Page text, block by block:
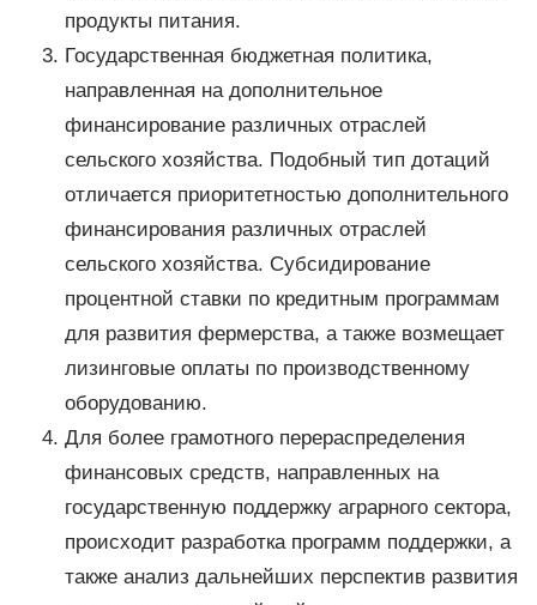
продукты питания.
Государственная бюджетная политика,
направленная на дополнительное
финансирование различных отраслей
сельского хозяйства. Подобный тип дотаций
отличается приоритетностью дополнительного
финансирования различных отраслей
сельского хозяйства. Субсидирование
процентной ставки по кредитным программам
для развития фермерства, а также возмещает
лизинговые оплаты по производственному
оборудованию.
Для более грамотного перераспределения
финансовых средств, направленных на
государственную поддержку аграрного сектора,
происходит разработка программ поддержки, а
также анализ дальнейших перспектив развития